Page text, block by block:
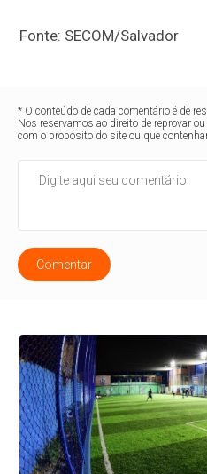
Fonte: SECOM/Salvador
* O conteúdo de cada comentário é de
Nos reservamos ao direito de reprovar
com o propósito do site ou que
Comentar